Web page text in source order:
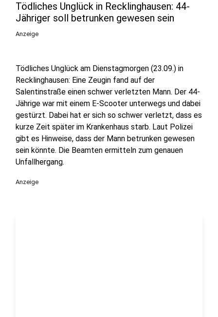
Tödliches Unglück in Recklinghausen: 44-
Jähriger soll betrunken gewesen sein
Anzeige
Tödliches Unglück am Dienstagmorgen (23.09.) in
Recklinghausen: Eine Zeugin fand auf der
Salentinstraße einen schwer verletzten Mann. Der 44-
Jährige war mit einem E-Scooter unterwegs und dabei
gestürzt. Dabei hat er sich so schwer verletzt, dass es
kurze Zeit später im Krankenhaus starb. Laut Polizei
gibt es Hinweise, dass der Mann betrunken gewesen
sein könnte. Die Beamten ermitteln zum genauen
Unfallhergang.
Anzeige